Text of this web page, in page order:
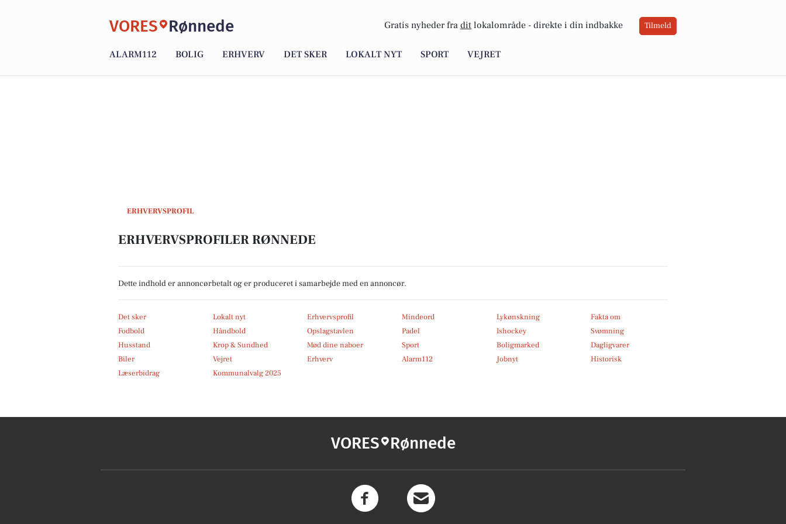
VORES Rønnede Gratis nyheder fra dit lokalområde - direkte i din indbakke Tilmeld
ALARM112 BOLIG ERHVERV DET SKER LOKALT NYT SPORT VEJRET
ERHVERVSPROFIL
ERHVERVSPROFILER RØNNEDE
Dette indhold er annoncørbetalt og er produceret i samarbejde med en annoncør.
Det sker Lokalt nyt Erhvervsprofil Mindeord Lykønskning
Fakta om
Fodbold
Håndbold Opslagstavlen Padel Ishockey
Svømning
Husstand
Krop & Sundhed Mød dine naboer Sport Boligmarked
Dagligvarer
Biler
Vejret Erhverv Alarm112 Jobnyt
Historisk
Læserbidrag
Kommunalvalg 2025
VORES Rønnede